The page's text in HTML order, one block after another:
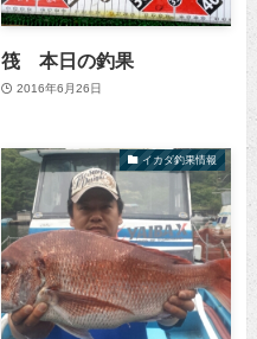
筏 本日の釣果
2016年6月26日
イカダ釣果情報